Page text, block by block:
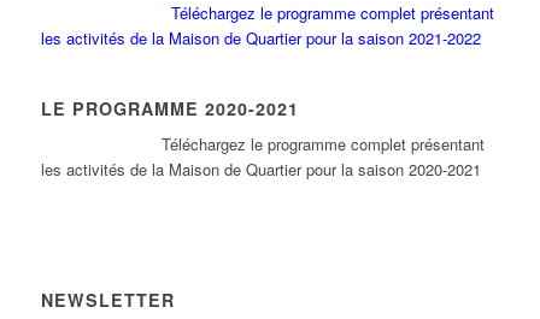
Téléchargez le programme complet présentant
les activités de la Maison de Quartier pour la saison 2021-2022
LE PROGRAMME 2020-2021
Téléchargez le programme complet présentant
les activités de la Maison de Quartier pour la saison 2020-2021
NEWSLETTER